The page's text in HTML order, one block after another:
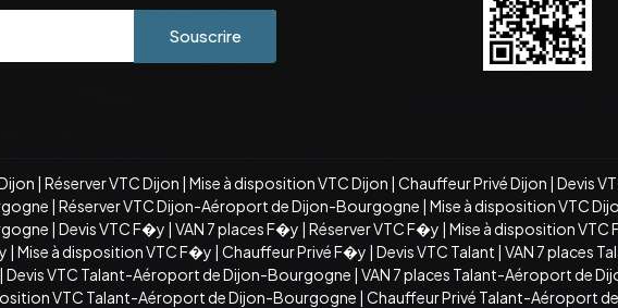
Souscrire
| Réserver VTC Dijon | Mise à disposition VTC Dijon | Chauffeur Privé Dijon | Devis
| Réserver VTC Dijon-Aéroport de Dijon-Bourgogne | Mise à disposition VTC
| Devis VTC F�y | VAN 7 places F�y | Réserver VTC F�y | Mise à disposition VTC
| Mise à disposition VTC F�y | Chauffeur Privé F�y | Devis VTC Talant | VAN 7 places
| Devis VTC Talant-Aéroport de Dijon-Bourgogne | VAN 7 places Talant-Aéroport de
VTC Talant-Aéroport de Dijon-Bourgogne | Chauffeur Privé Talant-Aéroport